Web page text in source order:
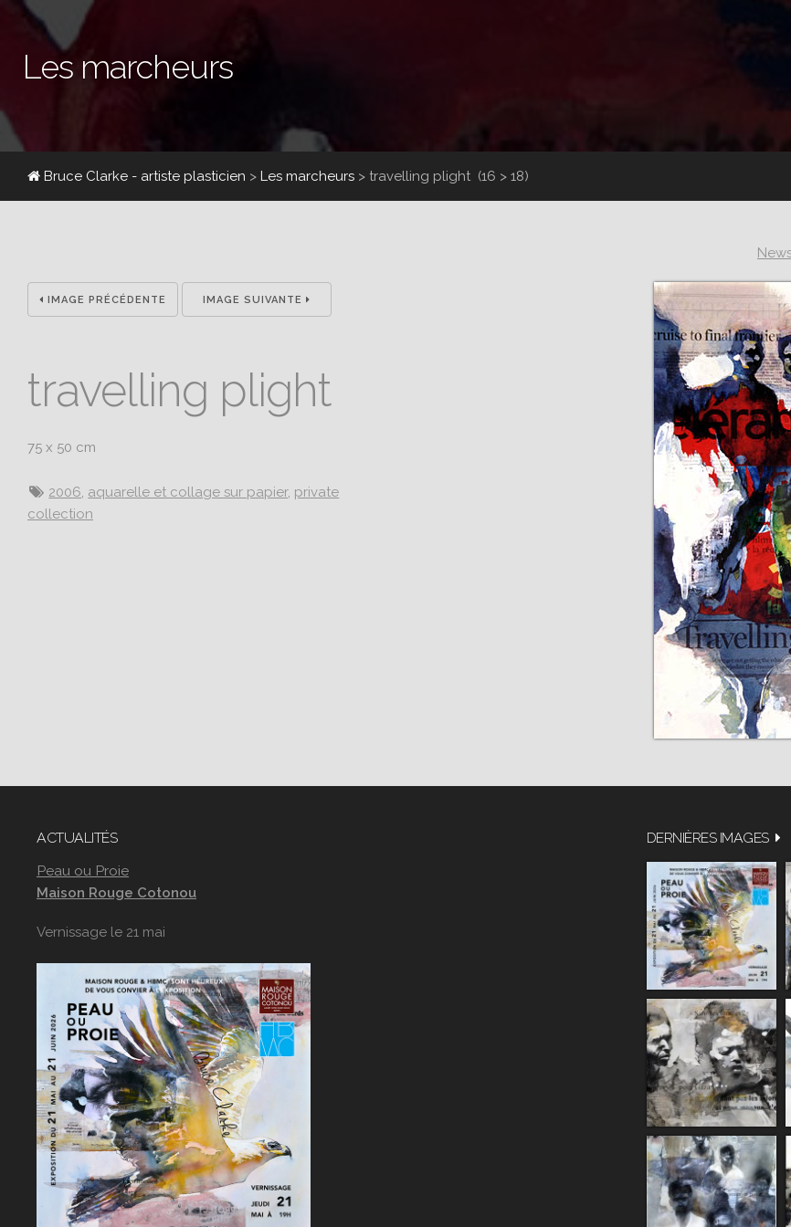
Les marcheurs
Bruce Clarke - artiste plasticien > Les marcheurs > travelling plight (16 > 18)
IMAGE PRÉCÉDENTE IMAGE SUIVANTE
travelling plight
75 x 50 cm
2006, aquarelle et collage sur papier, private
collection
ACTUALITÉS
Peau ou Proie
Maison Rouge Cotonou
Vernissage le 21 mai
DERNIÈRES IMAGES